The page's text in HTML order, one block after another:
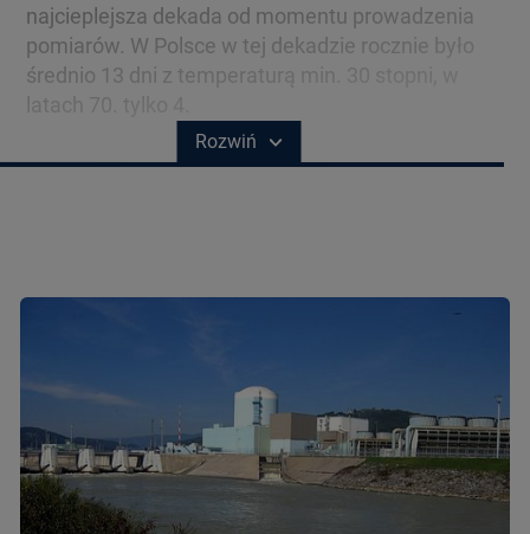
REGULAMIN SERWISU
POLITYKA PRYWATNOŚCI
najcieplejsza dekada od momentu prowadzenia
pomiarów. W Polsce w tej dekadzie rocznie było
średnio 13 dni z temperaturą min. 30 stopni, w
latach 70. tylko 4.
Rozwiń